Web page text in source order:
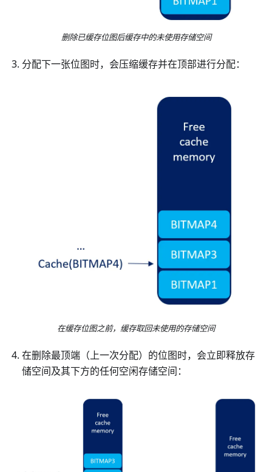
删除已缓存位图后缓存中的未使用存储空间
分配下一张位图时，会压缩缓存并在顶部进行分配：
在缓存位图之前，缓存取回未使用的存储空间
在删除最顶端（上一次分配）的位图时，会立即释放存
储空间及其下方的任何空闲存储空间：